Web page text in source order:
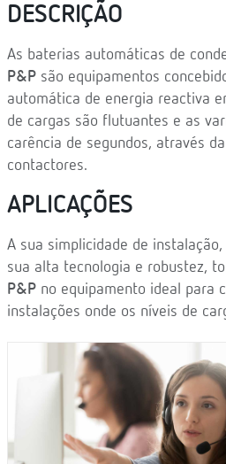
DESCRIÇÃO
As baterias automáticas de
P&P são equipamentos
automática de energia reactiva
de cargas são flutuantes e as
carência de segundos, através
contactores.
APLICAÇÕES
A sua simplicidade de
sua alta tecnologia e robustez,
P&P no equipamento ideal para
instalações onde os níveis de